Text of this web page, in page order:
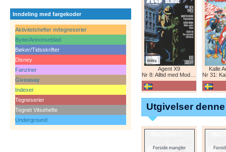
Inndeling med fargekoder
Aktivitetshefter m/tegneserier
Bytte/Annonseblad
Bøker/Tidsskrifter
Disney
Fanziner
Giveaway
Indexer
Tegneserier
Tegnet Vitsehefte
Underground
Agent X9
Nr 8: Alltid med Modesty Blaise
Kalle
Nr 31:
Utgivelser